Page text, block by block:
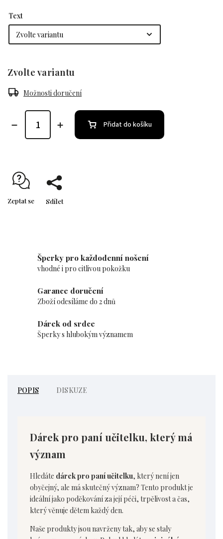
Text
Zvolte variantu
Možnosti doručení
Přidat do košíku
Zeptat se Sdílet
Šperky pro každodenní nošení
vhodné i pro citlivou pokožku
Garance doručení
Zboží odesíláme do 2 dnů
Dárek od srdce
Šperky s hlubokým významem
POPIS DISKUZE
Dárek pro paní učitelku, který má
význam
Hledáte dárek pro paní učitelku, který není jen
obyčejný, ale má skutečný význam? Tento produkt je
ideální jako poděkování za její péči, trpělivost a čas,
který věnuje dětem každý den.
Naše produkty jsou navrženy tak, aby se staly